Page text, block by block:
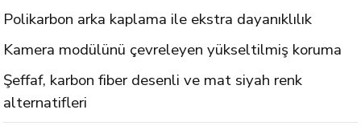
Polikarbon arka kaplama ile ekstra dayanıklılık
Kamera modülünü çevreleyen yükseltilmiş koruma
Şeffaf, karbon fiber desenli ve mat siyah renk
alternatifleri